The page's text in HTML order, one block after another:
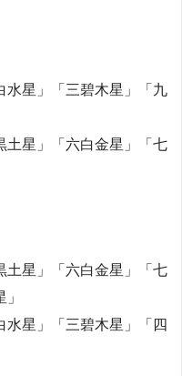
水星」「三碧木星」「九
土星」「六白金星」「七
土星」「六白金星」「七
水星」「三碧木星」「四